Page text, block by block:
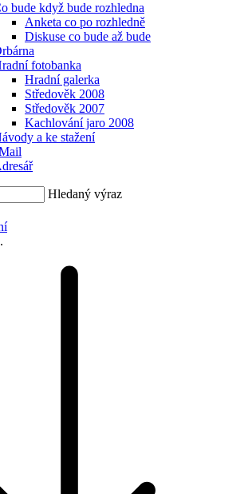
bude když bude rozhledna
Anketa co po rozhledně
Diskuse co bude až bude
fotobanka
Hradní galerka
Středověk 2008
Středověk 2007
Kachlování jaro 2008
a ke stažení
Hledaný výraz